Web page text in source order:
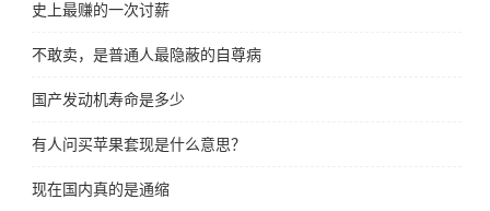
史上最赚的一次讨薪
不敢卖，是普通人最隐蔽的自尊病
国产发动机寿命是多少
有人问买苹果套现是什么意思？
现在国内真的是通缩